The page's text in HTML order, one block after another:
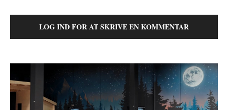
LOG IND FOR AT SKRIVE EN KOMMENTAR